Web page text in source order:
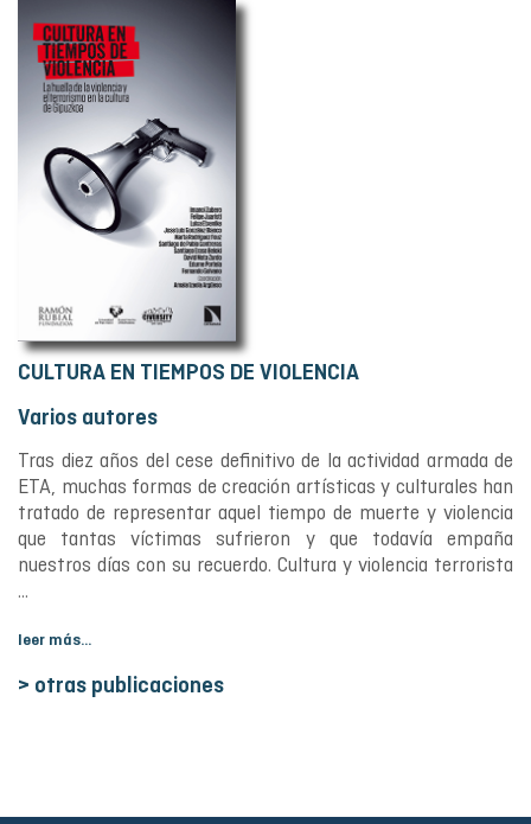
CULTURA EN TIEMPOS DE VIOLENCIA
Varios autores
Tras diez años del cese definitivo de la actividad armada de
ETA, muchas formas de creación artísticas y culturales han
tratado de representar aquel tiempo de muerte y violencia
que tantas víctimas sufrieron y que todavía empaña
nuestros días con su recuerdo. Cultura y violencia terrorista
...
leer más...
> otras publicaciones